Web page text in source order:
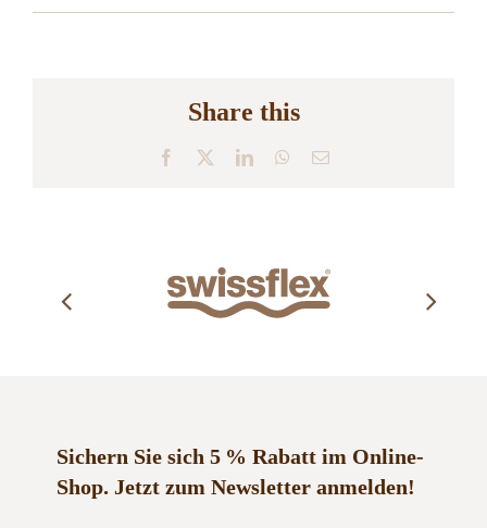
Share this
Facebook LinkedInWhatsApp
E-
Sichern Sie sich 5 % Rabatt im Online-
Shop. Jetzt zum Newsletter anmelden!